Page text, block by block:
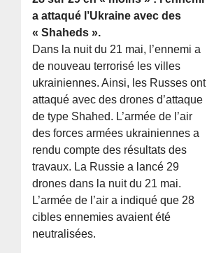
a attaqué l’Ukraine avec des
« Shaheds ».
Dans la nuit du 21 mai, l’ennemi a
de nouveau terrorisé les villes
ukrainiennes. Ainsi, les Russes ont
attaqué avec des drones d’attaque
de type Shahed. L’armée de l’air
des forces armées ukrainiennes a
rendu compte des résultats des
travaux. La Russie a lancé 29
drones dans la nuit du 21 mai.
L’armée de l’air a indiqué que 28
cibles ennemies avaient été
neutralisées.